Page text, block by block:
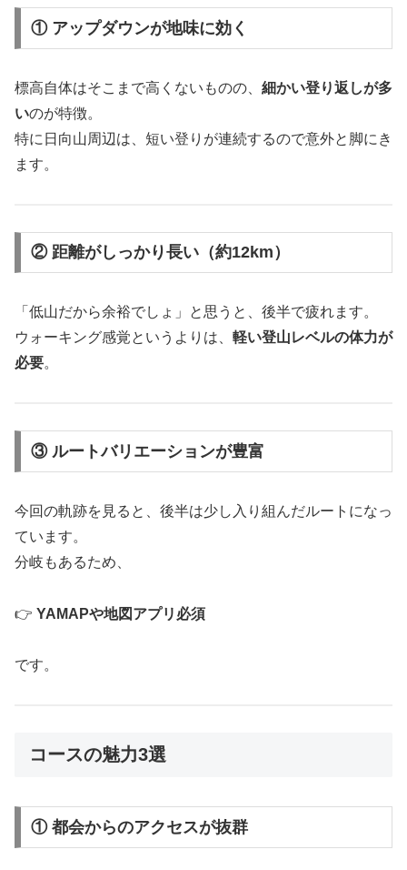
① アップダウンが地味に効く
標高自体はそこまで高くないものの、 細かい登り返しが多
いのが特徴。
特に日向山周辺は、短い登りが連続するので意外と脚にき
ます。
② 距離がしっかり長い（約12km）
「低山だから余裕でしょ」と思うと、後半で疲れます。
ウォーキング感覚というよりは、 軽い登山レベルの体力が
必要。
③ ルートバリエーションが豊富
今回の軌跡を見ると、後半は少し入り組んだルートになっ
ています。
分岐もあるため、
👉 YAMAPや地図アプリ必須
です。
コースの魅力3選
① 都会からのアクセスが抜群